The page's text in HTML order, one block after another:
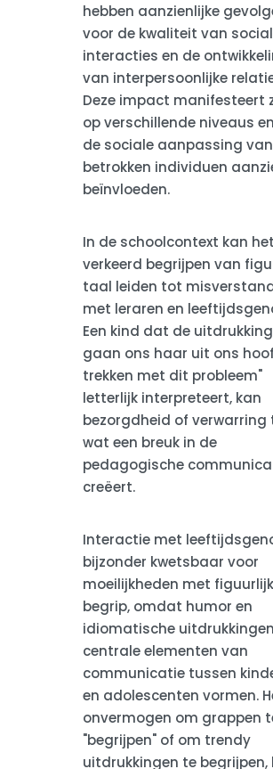
hebben aanzienlijke
voor de kwaliteit van
interacties en de
van interpersoonlijke
Deze impact manifesteert
op verschillende niveaus
de sociale aanpassing
betrokken individuen
beïnvloeden.
In de schoolcontext kan het
verkeerd begrijpen van
taal leiden tot
met leraren en
Een kind dat de
gaan ons haar uit ons
trekken met dit probleem"
letterlijk interpreteert, kan
bezorgdheid of verwarring
wat een breuk in de
pedagogische
creëert.
Interactie met
bijzonder kwetsbaar voor
moeilijkheden met
begrip, omdat humor en
idiomatische uitdrukkingen
centrale elementen van
communicatie tussen
en adolescenten vormen.
onvermogen om grappen
"begrijpen" of om trendy
uitdrukkingen te begrijpen,